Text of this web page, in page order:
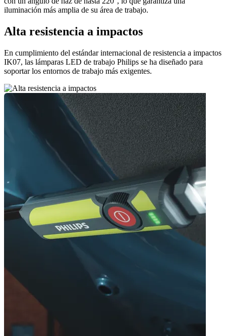
iluminación más amplia de su área de trabajo.
Alta resistencia a impactos
En cumplimiento del estándar internacional de resistencia a impactos
IK07, las lámparas LED de trabajo Philips se ha diseñado para
soportar los entornos de trabajo más exigentes.